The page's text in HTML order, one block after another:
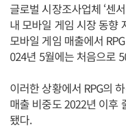
글로벌 시장조사업체 ‘센
내 모바일 게임 시장 동향
모바일 게임 매출에서
024년 5월에는 처음으로
이러한 상황에서 RPG의
매출 비중도 2022년 이후
됐다.